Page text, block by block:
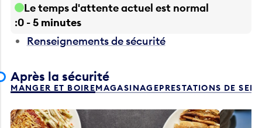
Le temps d'attente actuel est normal
0 - 5 minutes
Renseignements de sécurité
Après la sécurité
MANGER ET BOIREMAGASINAGEPRESTATIONS DE